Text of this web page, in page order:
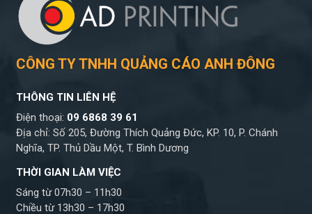
CÔNG TY TNHH QUẢNG CÁO ANH ĐÔNG
THÔNG TIN LIÊN HỆ
Điện thoại: 09 6868 39 61
Địa chỉ: Số 205, Đường Thích Quảng Đức, KP. 10, P. Chánh
Nghĩa, TP. Thủ Dầu Một, T. Bình Dương
THỜI GIAN LÀM VIỆC
Sáng từ 07h30 – 11h30
Chiều từ 13h30 – 17h30